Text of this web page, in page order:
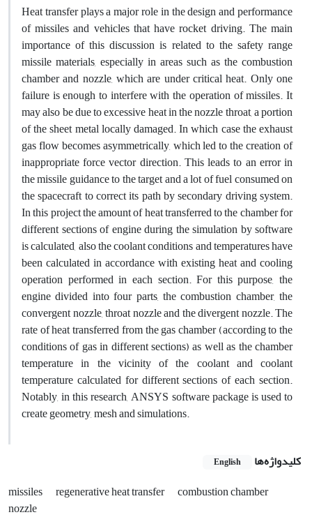
Heat transfer plays a major role in the design and performance
of missiles and vehicles that have rocket driving. The main
importance of this discussion is related to the safety range
missile materials, especially in areas such as the combustion
chamber and nozzle, which are under critical heat. Only one
failure is enough to interfere with the operation of missiles. It
may also be due to excessive heat in the nozzle throat, a portion
of the sheet metal locally damaged. In which case the exhaust
gas flow becomes asymmetrically, which led to the creation of
inappropriate force vector direction. This leads to an error in
the missile guidance to the target and a lot of fuel consumed on
the spacecraft to correct its path by secondary driving system.
In this project the amount of heat transferred to the chamber for
different sections of engine during the simulation by software
is calculated, also the coolant conditions and temperatures have
been calculated in accordance with existing heat and cooling
operation performed in each section. For this purpose, the
engine divided into four parts, the combustion chamber, the
convergent nozzle, throat nozzle and the divergent nozzle. The
rate of heat transferred from the gas chamber (according to the
conditions of gas in different sections) as well as the chamber
temperature in the vicinity of the coolant and coolant
temperature calculated for different sections of each section.
Notably, in this research, ANSYS software package is used to
create geometry, mesh and simulations.
کلیدواژه‌ها English
missiles regenerative heat transfer combustion chamber
nozzle